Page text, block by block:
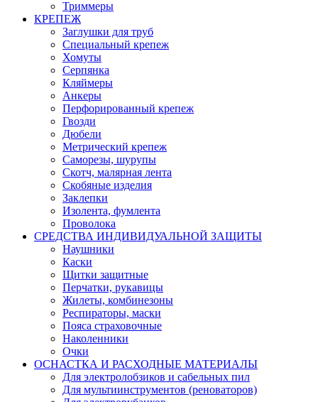
Триммеры
КРЕПЕЖ
Заглушки для труб
Специальный крепеж
Хомуты
Серпянка
Кляймеры
Анкеры
Перфорированный крепеж
Гвозди
Дюбели
Метрический крепеж
Саморезы, шурупы
Скотч, малярная лента
Скобяные изделия
Заклепки
Изолента, фумлента
Проволока
СРЕДСТВА ИНДИВИДУАЛЬНОЙ ЗАЩИТЫ
Наушники
Каски
Щитки защитные
Перчатки, рукавицы
Жилеты, комбинезоны
Респираторы, маски
Пояса страховочные
Наколенники
Очки
ОСНАСТКА И РАСХОДНЫЕ МАТЕРИАЛЫ
Для электролобзиков и сабельных пил
Для мультиинструментов (реноваторов)